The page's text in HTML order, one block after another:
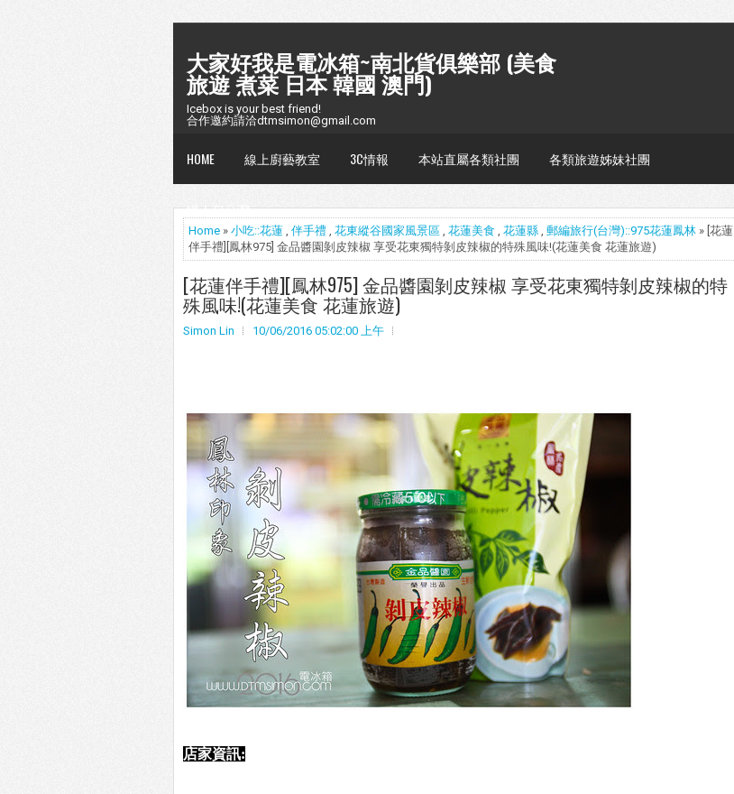
大家好我是電冰箱~南北貨俱樂部 (美食
旅遊 煮菜 日本 韓國 澳門)
Icebox is your best friend!
合作邀約請洽dtmsimon@gmail.com
HOME 線上廚藝教室 3C情報 本站直屬各類社團 各類旅遊姊妹社團
懶人包台灣
Home » 小吃::花蓮 , 伴手禮 , 花東縱谷國家風景區 , 花蓮美食 , 花蓮縣 , 郵編旅行(台灣)::975花蓮鳳林 » [花蓮
伴手禮][鳳林975] 金品醬園剝皮辣椒 享受花東獨特剝皮辣椒的特殊風味!(花蓮美食 花蓮旅遊)
[花蓮伴手禮][鳳林975] 金品醬園剝皮辣椒 享受花東獨特剝皮辣椒的特
殊風味!(花蓮美食 花蓮旅遊)
Simon Lin 10/06/2016 05:02:00 上午
店家資訊: